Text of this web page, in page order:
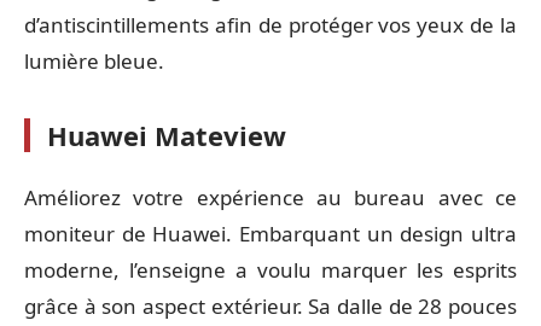
d’antiscintillements afin de protéger vos yeux de la
lumière bleue.
Huawei Mateview
Améliorez votre expérience au bureau avec ce
moniteur de Huawei. Embarquant un design ultra
moderne, l’enseigne a voulu marquer les esprits
grâce à son aspect extérieur. Sa dalle de 28 pouces